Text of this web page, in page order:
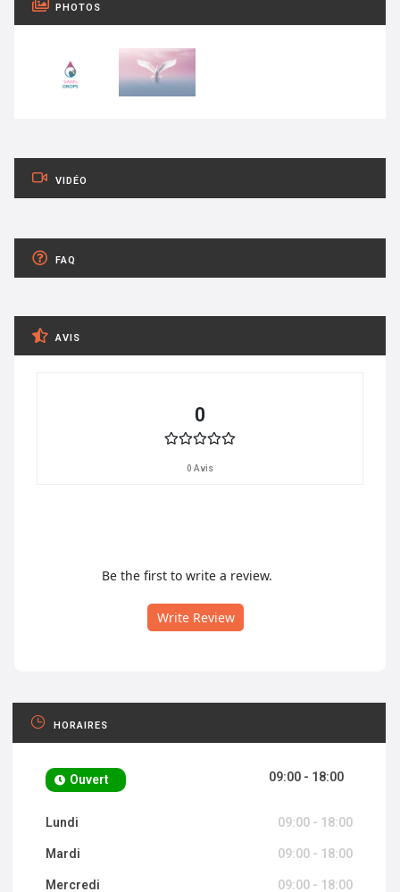
PHOTOS
VIDÉO
FAQ
AVIS
0
0 Avis
Be the first to write a review.
Write Review
HORAIRES
Ouvert 09:00 - 18:00
Lundi 09:00 - 18:00
Mardi 09:00 - 18:00
Mercredi 09:00 - 18:00